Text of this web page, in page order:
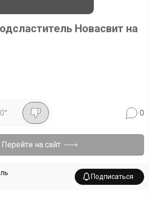
Новасвит на
0° 0
Перейти на сайт
Подписаться